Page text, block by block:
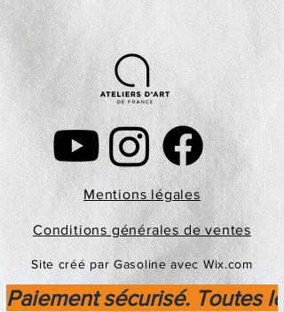
Mentions légales
Conditions générales de ventes
Site créé par Gasoline avec Wix.com
Paiement sécurisé. Toutes